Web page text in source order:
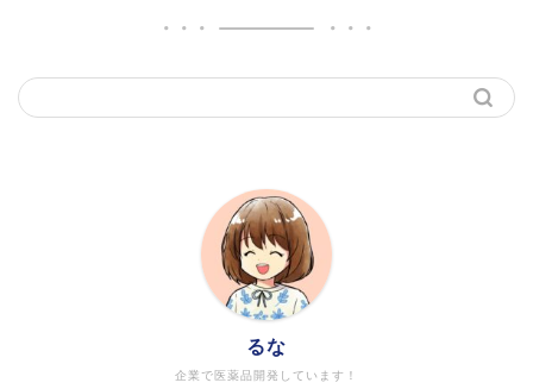
企業で医薬品開発しています！
るな